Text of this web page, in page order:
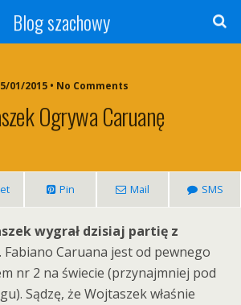
Blog szachowy
01/2015 • No Comments
Ogrywa Caruanę
Pin Mail SMS
wygrał dzisiaj partię z
. Fabiano Caruana jest od pewnego
nr 2 na świecie (przynajmniej pod
Sądzę, że Wojtaszek właśnie